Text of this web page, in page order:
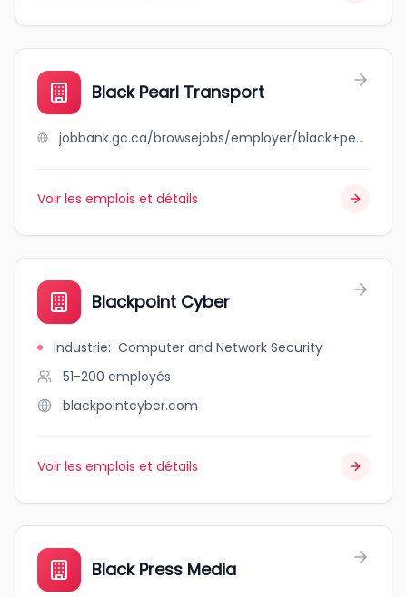
Black Pearl Transport
jobbank.gc.ca/browsejobs/employer/black+pearl+transport/ca
Voir les emplois et détails
Blackpoint Cyber
Industrie: Computer and Network Security
51-200 employés
blackpointcyber.com
Voir les emplois et détails
Black Press Media